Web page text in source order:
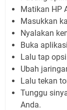
Matikan HP
Masukkan
Nyalakan
Buka
Lalu tap
Ubah
Lalu tekan
Tunggu
Anda.